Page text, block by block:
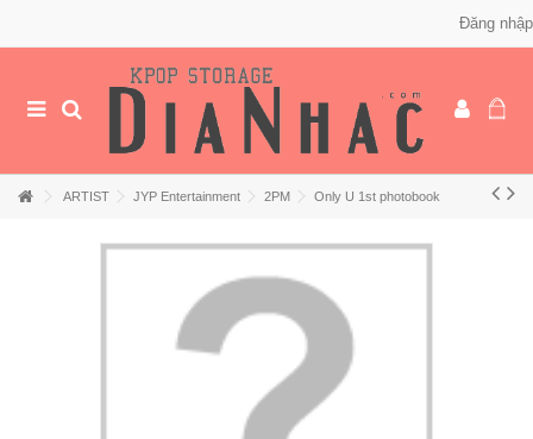
Đăng nhập
ARTIST JYP Entertainment 2PM Only U 1st photobook